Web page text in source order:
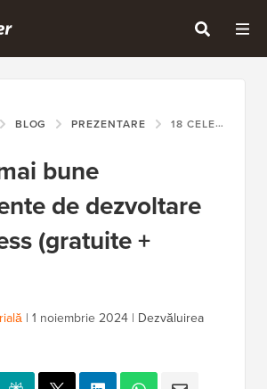
BLOG PREZENTARE 18 CELE MAI BUNE INSTRUMENTE DE DEZVOLTARE WORDPRESS (GRATUITE + PLĂTITE)
bune
de dezvoltare
(gratuite +
| 1 noiembrie 2024 | Dezvăluirea